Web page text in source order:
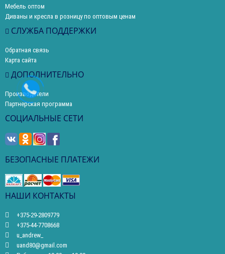
Мебель оптом
Диваны и кресла в розницу по оптовым ценам
СЛУЖБА ПОДДЕРЖКИ
Обратная связь
Карта сайта
ДОПОЛНИТЕЛЬНО
Производители
Партнерская программа
СОЦИАЛЬНЫЕ СЕТИ
БЕЗОПАСНЫЕ ПЛАТЕЖИ
НАШИ КОНТАКТЫ
+375-29-2809779
+375-44-7708668
u_andrew_
uand80@gmail.com